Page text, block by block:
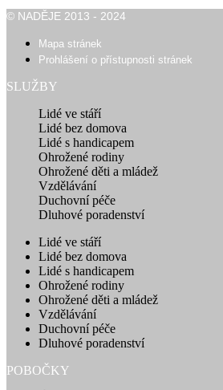
© NADĚJE 2013 - 2024
Mapa stránek
Prohlášení o přístupnosti stránek
SLUŽBY
Lidé ve stáří
Lidé bez domova
Lidé s handicapem
Ohrožené rodiny
Ohrožené děti a mládež
Vzdělávání
Duchovní péče
Dluhové poradenství
Lidé ve stáří
Lidé bez domova
Lidé s handicapem
Ohrožené rodiny
Ohrožené děti a mládež
Vzdělávání
Duchovní péče
Dluhové poradenství
POBOČKY